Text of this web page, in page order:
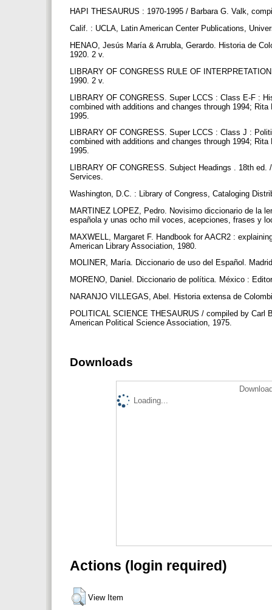
HAPI THESAURUS : 1970-1995 / Barbara G. Valk,
Calif. : UCLA, Latin American Center Publications,
HENAO, Jesús María & Arrubla, Gerardo. Historia de
1920. 2 v.
LIBRARY OF CONGRESS RULE OF
1990. 2 v.
LIBRARY OF CONGRESS. Super LCCS : Class E-F :
combined with additions and changes through 1994;
1995.
LIBRARY OF CONGRESS. Super LCCS : Class J :
combined with additions and changes through 1994;
1995.
LIBRARY OF CONGRESS. Subject Headings . 18th
Services.
Washington, D.C. : Library of Congress, Cataloging
MARTINEZ LOPEZ, Pedro. Novisimo diccionario de la
española y unas ocho mil voces, acepciones, frases y
MAXWELL, Margaret F. Handbook for AACR2 :
American Library Association, 1980.
MOLINER, María. Diccionario de uso del Español.
MORENO, Daniel. Diccionario de política. México :
NARANJO VILLEGAS, Abel. Historia extensa de
POLITICAL SCIENCE THESAURUS / compiled by
American Political Science Association, 1975.
Downloads
Loading...
Actions (login required)
View Item